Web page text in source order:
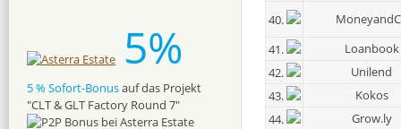
40.
41.
Loanbook
42.
Unilend
43.
Kokos
44.
Grow.ly
5%
5 % Sofort-Bonusauf das Projekt
"CLT & GLT Factory Round 7"